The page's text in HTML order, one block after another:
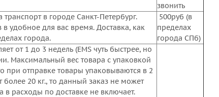
звонить
в городе Санкт-Петербург.
удобное для вас время. Доставка, как
города.
500руб (в
пределах
города СПб)
от 1 до 3 недель (EMS чуть быстрее, но
Максимальный вес товара с упаковкой
при отправке товары упаковываются в 2
более 20 кг., то данный заказ не может
расходы по доставке не включает.